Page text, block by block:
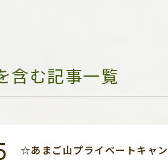
含む記事一覧
☆あまご山プライベートキャ